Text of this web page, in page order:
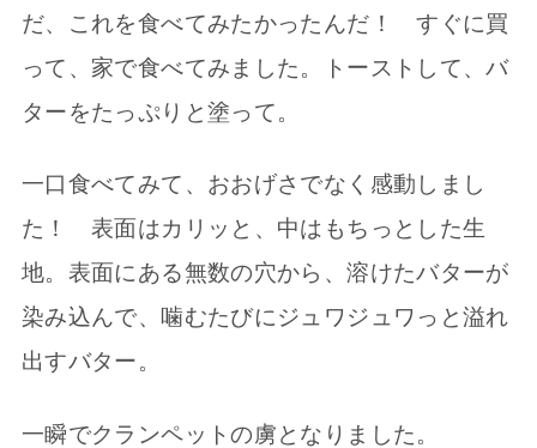
だ、これを食べてみたかったんだ！ すぐに買
って、家で食べてみました。トーストして、バ
ターをたっぷりと塗って。
一口食べてみて、おおげさでなく感動しまし
た！ 表面はカリッと、中はもちっとした生
地。表面にある無数の穴から、溶けたバターが
染み込んで、噛むたびにジュワジュワっと溢れ
出すバター。
一瞬でクランペットの虜となりました。